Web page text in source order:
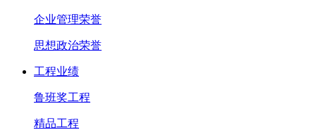
企业管理荣誉
思想政治荣誉
工程业绩
鲁班奖工程
精品工程